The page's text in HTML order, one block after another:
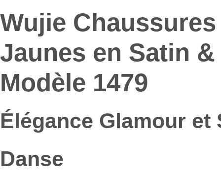
Wujie
Jaunes en Satin
Modèle 1479
Élégance Glamour
Danse